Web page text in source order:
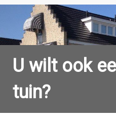
U wilt ook
tuin?